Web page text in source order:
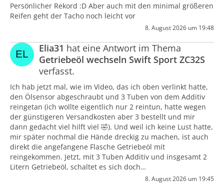
Persönlicher Rekord :D Aber auch mit den minimal größeren
Reifen geht der Tacho noch leicht vor
8. August 2026 um 19:48
Elia31 hat eine Antwort im Thema
Getriebeöl wechseln Swift Sport ZC32S
verfasst.
Ich hab jetzt mal, wie im Video, das ich oben verlinkt hatte,
den Ölsensor abgeschraubt und 3 Tuben von dem Additiv
reingetan (ich wollte eigentlich nur 2 reintun, hatte wegen
der günstigeren Versandkosten aber 3 bestellt und mir
dann gedacht viel hilft viel 🤣). Und weil ich keine Lust hatte,
mir später nochmal die Hände dreckig zu machen, ist auch
direkt die angefangene Flasche Getriebeöl mit
reingekommen. Jetzt, mit 3 Tuben Additiv und insgesamt 2
Litern Getriebeöl, schaltet es sich doch…
8. August 2026 um 19:45